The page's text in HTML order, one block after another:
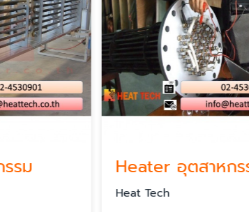
Heater อุตสาหกรรม
Heat Tech